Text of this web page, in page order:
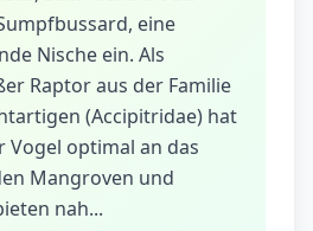
eine
Nische ein. Als
Raptor aus der Familie
(Accipitridae) hat
Vogel optimal an das
Mangroven und
nah...